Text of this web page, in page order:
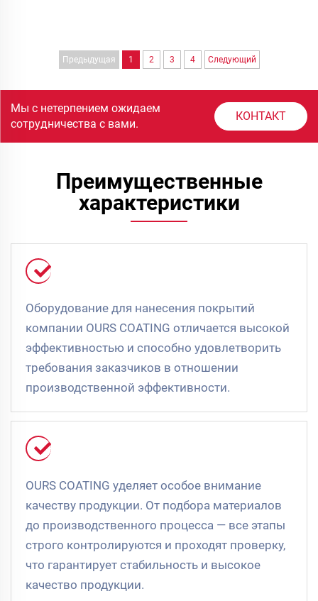
Предыдущая 1 2 3 4 Следующий
Мы с нетерпением ожидаем
сотрудничества с вами.
КОНТАКТ
Преимущественные
характеристики
Оборудование для нанесения покрытий
компании OURS COATING отличается высокой
эффективностью и способно удовлетворить
требования заказчиков в отношении
производственной эффективности.
OURS COATING уделяет особое внимание
качеству продукции. От подбора материалов
до производственного процесса — все этапы
строго контролируются и проходят проверку,
что гарантирует стабильность и высокое
качество продукции.